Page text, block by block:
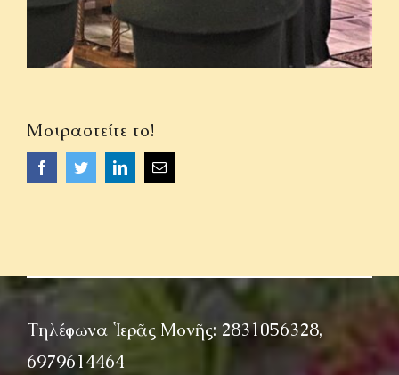
Μοιραστείτε το!
FacebookTwitterLinkedInEmail
Τηλέφωνα Ἱερᾶς Μονῆς: 2831056328,
6979614464